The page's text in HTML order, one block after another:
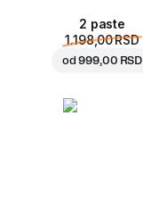
2 paste
1.198,00 RSD
od999,00 RSD